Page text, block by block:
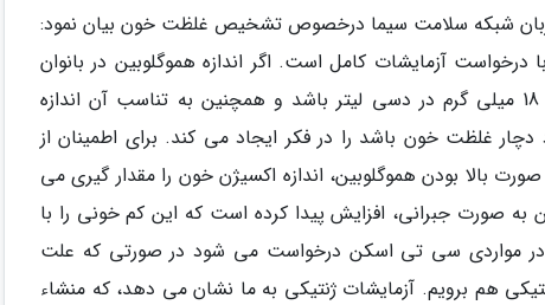
ضربان شبکه سلامت سیما درخصوص تشخیص غلظت خون بیان نمود:
آزمایشات کامل است. اگر اندازه هموگلوبین در بانوان
بیشتر از 16 میلی گرم در دسی لیتر و در آقایان بیشتر از 18 میلی گرم در دسی لیتر باشد و همچنین به تناسب آن اندازه
غلظت خون باشد را در فکر ایجاد می کند. برای اطمینان از
بالا بودن هموگلوبین، اندازه اکسیژن خون را مقدار گیری می
صورت جبرانی، افزایش پیدا کرده است که این کم خونی را با
در مواردی سی تی اسکن درخواست می شود در صورتی که علت
هم برویم. آزمایشات ژنتیکی به ما نشان می دهد، که منشاء